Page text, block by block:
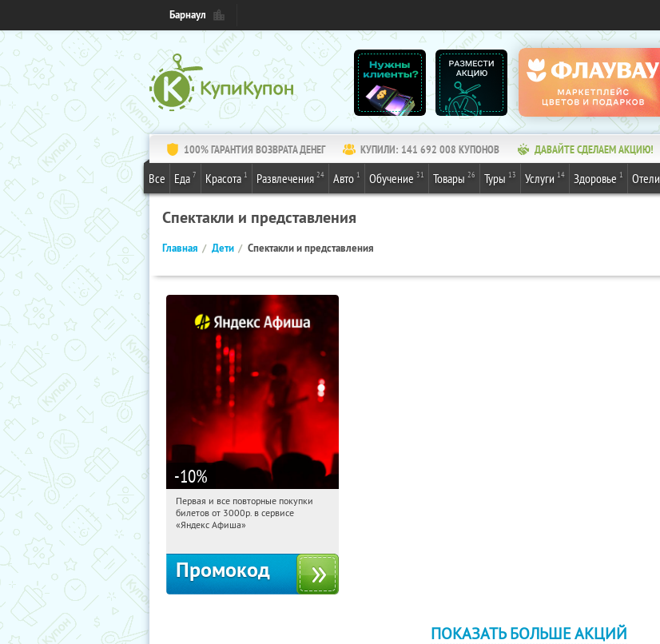
Барнаул
100% ГАРАНТИЯ ВОЗВРАТА ДЕНЕГ КУПИЛИ: 141 692 008 КУПОНОВ ДАВАЙТЕ СДЕЛАЕМ АКЦИЮ!
Все Еда 7 Красота 1 Развлечения 24 Авто 1 Обучение 31 Товары 26 Туры 13 Услуги 14 Здоровье 1 Отели
Спектакли и представления
Главная Дети Спектакли и представления
-10%
16:05:37 Получили:
Россия
Первая и все повторные покупки
билетов от 3000р. в сервисе
«Яндекс Афиша»
Промокод
ПОКАЗАТЬ БОЛЬШЕ АКЦИЙ